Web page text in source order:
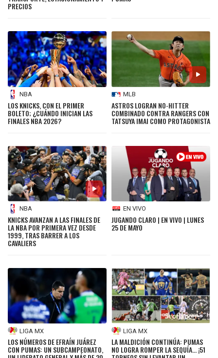
PRECIOS
NBA
LOS KNICKS, CON EL PRIMER
BOLETO; ¿CUÁNDO INICIAN LAS
FINALES NBA 2026?
MLB
ASTROS LOGRAN NO-HITTER
COMBINADO CONTRA RANGERS CON
TATSUYA IMAI COMO PROTAGONISTA
NBA
KNICKS AVANZAN A LAS FINALES DE
LA NBA POR PRIMERA VEZ DESDE
1999, TRAS BARRER A LOS
CAVALIERS
EN VIVO
JUGANDO CLARO | EN VIVO | LUNES
25 DE MAYO
LIGA MX
LOS NÚMEROS DE EFRAÍN JUÁREZ
CON PUMAS: UN SUBCAMPEONATO,
LIGA MX
LA MALDICIÓN CONTINÚA: PUMAS
NO LOGRA ROMPER LA SEQUÍA... ¡51